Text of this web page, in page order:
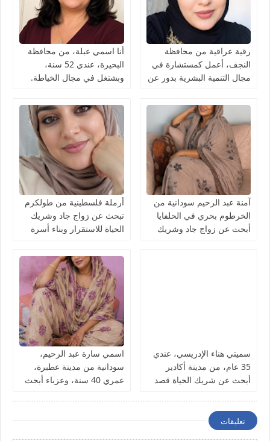
رقية عراقية من محافظة
النجف، أعمل كمستشارة في
مجال التنمية البشرية بدور عن
أنا اسمي عبلة، من محافظة
البحيرة، عندي 52 سنة،
وبشتغل في مجال الخياطة.
آمنة عبد الرحيم سودانية من
الخرطوم بحري في الحلفايا
أبحث عن زواج جاد وشريك
أرملة فلسطينية من طولكرم
تبحث عن زواج جاد وشريك
الحياة للاستقرار وبناء أسرة
سميتي هناء الإدريسي، عندي
35 عام، من مدينة أكادير
أبحث عن شريك الحياة قصد
اسمي سارة عبد الرحيم،
سودانية من مدينة عطبرة،
عمري 40 سنة، وعزباء أبحث
تعليقات